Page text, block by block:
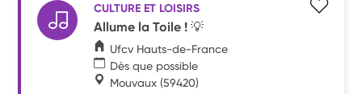
CULTURE ET LOISIRS
Allume la Toile ! 💡
Ufcv Hauts-de-France
Dès que possible
Mouvaux (59420)